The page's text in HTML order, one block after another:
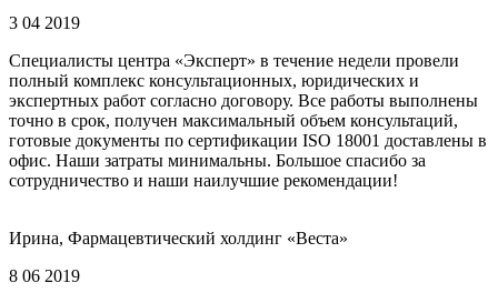
3 04 2019
Специалисты центра «Эксперт» в течение недели провели
полный комплекс консультационных, юридических и
экспертных работ согласно договору. Все работы выполнены
точно в срок, получен максимальный объем консультаций,
готовые документы по сертификации ISO 18001 доставлены в
офис. Наши затраты минимальны. Большое спасибо за
сотрудничество и наши наилучшие рекомендации!
Ирина, Фармацевтический холдинг «Веста»
8 06 2019